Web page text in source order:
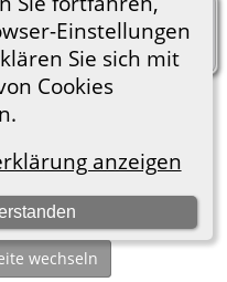
Einstellungen
Sie sich mit
Cookies
anzeigen
ist mindestens eine
- Details werden
nicht angezeigt.
Lythgoe © 2001-2026.
wechseln